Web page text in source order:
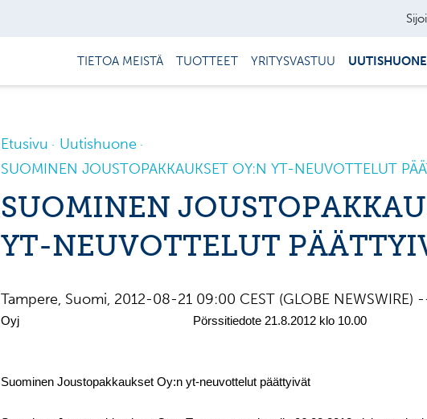
TIETOA MEISTÄ TUOTTEET YRITYSVASTUU UUTISHUONE
Etusivu
Uutishuone
SUOMINEN JOUSTOPAKKAUKSET OY:N YT-NEUVOTTELUT
SUOMINEN
YT-NEUVOTTELUT
Tampere, Suomi, 2012-08-21 09:00 CEST (GLOBE NEWSWIRE)
Oyj Pörssitiedote 21.8.2012 klo 10.00
Suominen Joustopakkaukset Oy:n yt-neuvottelut päättyivät